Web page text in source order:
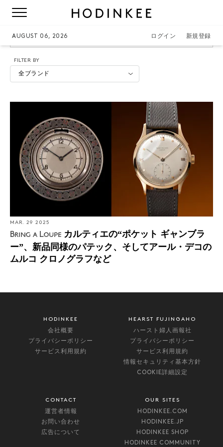
AUGUST 06, 2026 ログイン 新規登録
MULCO
FILTER BY
全ブランド
MAR. 29 2025
Bring a Loupe カルティエの“ポケット ギャンブラ
ー”、新品同様のパテック、そしてアール・デコの
ムルコ クロノグラフなど
HODINKEE
会社概要
プライバシーポリシー
サービス利用規約
HEARST FUJINGAHO
ハースト婦人画報社
プライバシーポリシー
サービス利用規約
情報セキュリティ基本方針
COOKIE詳細設定
CONTACT
運営者情報
お問い合わせ
広告について
OUR SITES
HODINKEE.COM
HODINKEE.JP
HODINKEE SHOP
HODINKEE COMMUNITY